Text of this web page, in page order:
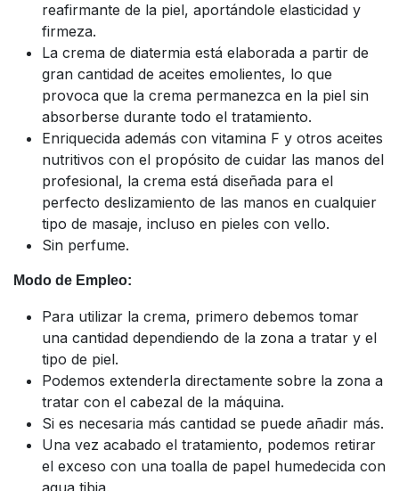
reafirmante de la piel, aportándole elasticidad y
firmeza.
La crema de diatermia está elaborada a partir de
gran cantidad de aceites emolientes, lo que
provoca que la crema permanezca en la piel sin
absorberse durante todo el tratamiento.
Enriquecida además con vitamina F y otros aceites
nutritivos con el propósito de cuidar las manos del
profesional, la crema está diseñada para el
perfecto deslizamiento de las manos en cualquier
tipo de masaje, incluso en pieles con vello.
Sin perfume.
Modo de Empleo:
Para utilizar la crema, primero debemos tomar
una cantidad dependiendo de la zona a tratar y el
tipo de piel.
Podemos extenderla directamente sobre la zona a
tratar con el cabezal de la máquina.
Si es necesaria más cantidad se puede añadir más.
Una vez acabado el tratamiento, podemos retirar
el exceso con una toalla de papel humedecida con